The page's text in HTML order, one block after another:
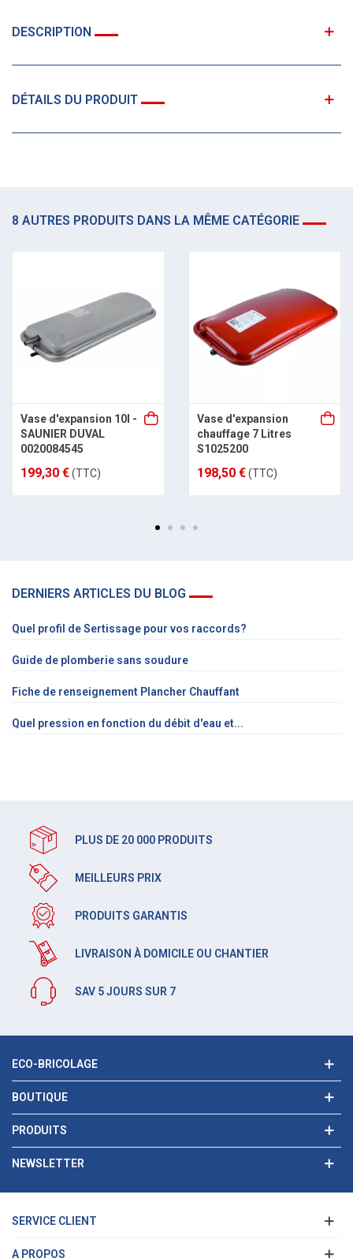
DESCRIPTION
DÉTAILS DU PRODUIT
8 AUTRES PRODUITS DANS LA MÊME CATÉGORIE
Vase d'expansion 10l -
SAUNIER DUVAL
0020084545
199,30 €(TTC)
Vase d'expansion
chauffage 7 Litres
S1025200
198,50 €(TTC)
DERNIERS ARTICLES DU BLOG
Quel profil de Sertissage pour vos raccords?
Guide de plomberie sans soudure
Fiche de renseignement Plancher Chauffant
Quel pression en fonction du débit d'eau et...
PLUS DE 20 000 PRODUITS
MEILLEURS PRIX
PRODUITS GARANTIS
LIVRAISON À DOMICILE OU CHANTIER
SAV 5 JOURS SUR 7
ECO-BRICOLAGE
BOUTIQUE
PRODUITS
NEWSLETTER
SERVICE CLIENT
A PROPOS